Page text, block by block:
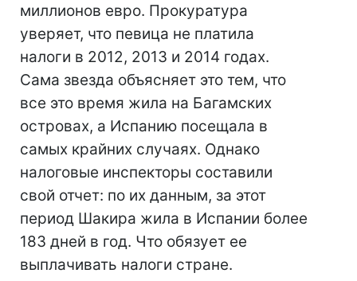
миллионов евро. Прокуратура
уверяет, что певица не платила
налоги в 2012, 2013 и 2014 годах.
Сама звезда объясняет это тем, что
все это время жила на Багамских
островах, а Испанию посещала в
самых крайних случаях. Однако
налоговые инспекторы составили
свой отчет: по их данным, за этот
период Шакира жила в Испании более
183 дней в год. Что обязует ее
выплачивать налоги стране.